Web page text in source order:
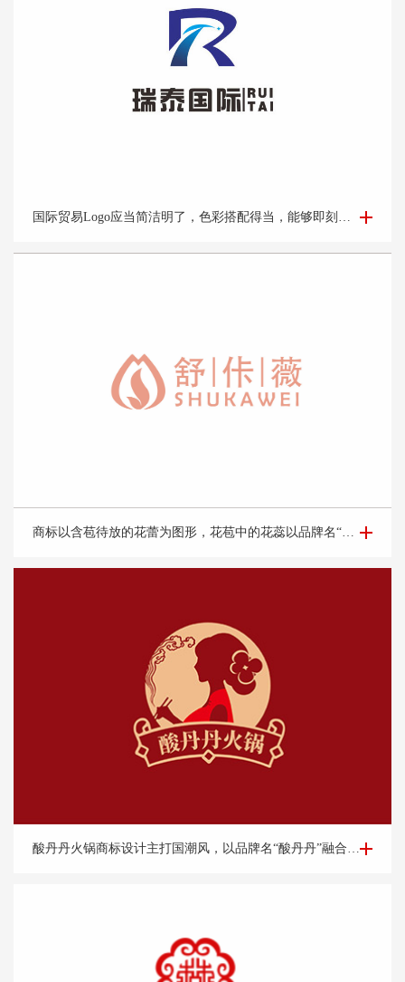
国际贸易Logo设计-外贸公司logo设计-logo设计公司
美容护肤商标设计-舒*薇商标设计 商标以含苞待放的花蕾为图形，花苞中的花蕊以品牌名“舒佧薇”中舒的首字母“s”为元素，象征着女性的s型身材，突出企业的行业属性，呵护每一个爱美的你。
餐饮logo设计-酸丹丹火锅商标设计案例